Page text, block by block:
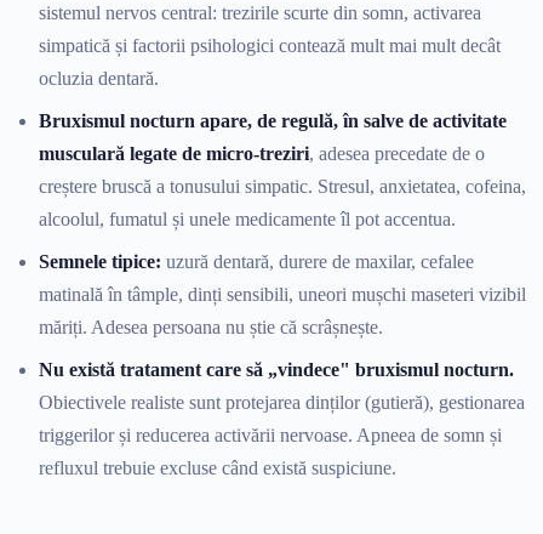
sistemul nervos central: trezirile scurte din somn, activarea
simpatică și factorii psihologici contează mult mai mult decât
ocluzia dentară.
Bruxismul nocturn apare, de regulă, în salve de activitate
musculară legate de micro-treziri, adesea precedate de o
creștere bruscă a tonusului simpatic. Stresul, anxietatea, cofeina,
alcoolul, fumatul și unele medicamente îl pot accentua.
Semnele tipice: uzură dentară, durere de maxilar, cefalee
matinală în tâmple, dinți sensibili, uneori mușchi maseteri vizibil
măriți. Adesea persoana nu știe că scrâșnește.
Nu există tratament care să „vindece" bruxismul nocturn.
Obiectivele realiste sunt protejarea dinților (gutieră), gestionarea
triggerilor și reducerea activării nervoase. Apneea de somn și
refluxul trebuie excluse când există suspiciune.